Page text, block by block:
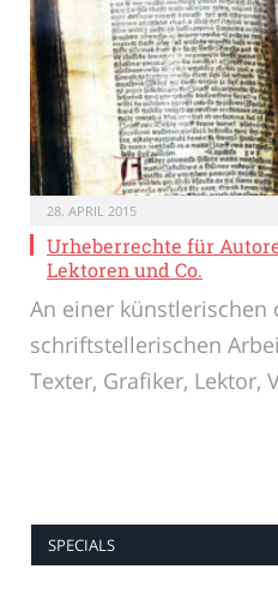
28. APRIL 2015
Urheberrechte für
Lektoren und Co.
An einer künstlerischen
schriftstellerischen
Texter, Grafiker, Lektor,
SPECIALS